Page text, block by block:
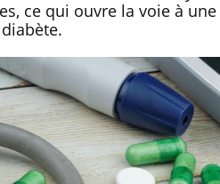
ce qui ouvre la voie à